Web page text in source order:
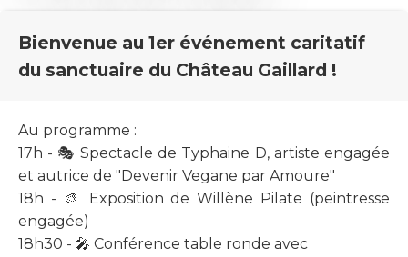
Bienvenue au 1er événement caritatif
du sanctuaire du Château Gaillard !
Au programme :
17h - 🎭 Spectacle de Typhaine D, artiste engagée
et autrice de "Devenir Vegane par Amoure"
18h - 🎨 Exposition de Willène Pilate (peintresse
engagée)
18h30 - 🎤 Conférence table ronde avec